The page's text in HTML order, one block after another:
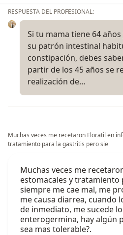
RESPUESTA DEL PROFESIONAL:
Si tu mama tiene 64
su patrón intestinal
constipación, debes
partir de los 45 años se
realización de…
Muchas veces me recetaron Floratil en
tratamiento para la gastritis pero sie
Muchas veces me
estomacales y
siempre me cae mal, me
me causa diarrea, cuando
de inmediato, me sucede
enterogermina, hay algún
sea mas tolerable?.